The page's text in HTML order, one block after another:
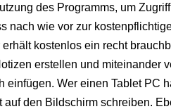
des Programms, um
nach wie vor zur
kostenlos ein recht
erstellen und miteinander
einfügen. Wer einen Tablet PC
auf den Bildschirm schreiben.